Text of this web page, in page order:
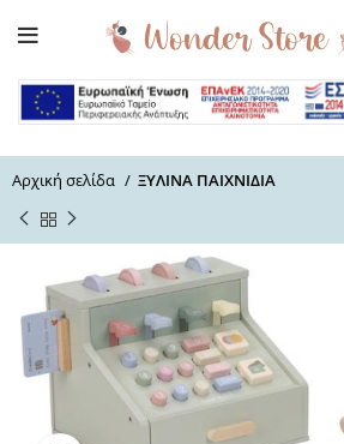
Αρχική σελίδα ΞΥΛΙΝΑ ΠΑΙΧΝΙΔΙΑ